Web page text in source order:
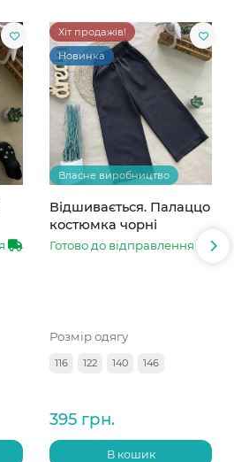
Хіт продажів!
Новинка
Власне виробництво
Відшивається. Палаццо
костюмка чорні
Готово до відправлення
Розмір одягу
116 122 140 146
395 грн.
В кошик